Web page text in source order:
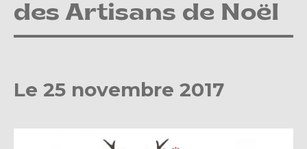
des Artisans de Noël
Le 25 novembre 2017